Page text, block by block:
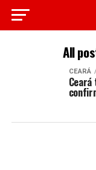
All
CEARÁ